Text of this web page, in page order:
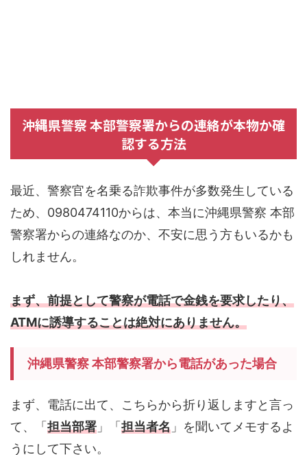
沖縄県警察 本部警察署からの連絡が本物か確
認する方法
最近、警察官を名乗る詐欺事件が多数発生している
ため、0980474110からは、本当に沖縄県警察 本部
警察署からの連絡なのか、不安に思う方もいるかも
しれません。
まず、前提として警察が電話で金銭を要求したり、
ATMに誘導することは絶対にありません。
沖縄県警察 本部警察署から電話があった場合
まず、電話に出て、こちらから折り返しますと言っ
て、「 担当部署 」「 担当者名 」を聞いてメモするよ
うにして下さい。